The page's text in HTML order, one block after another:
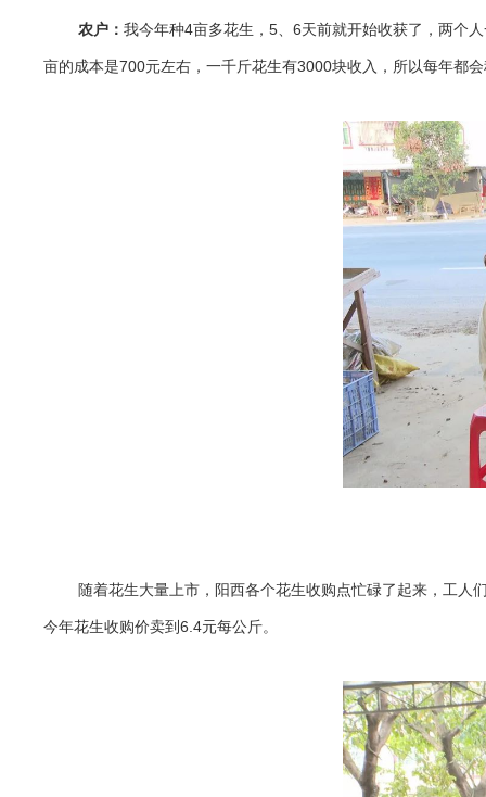
农户： 我今年种4亩多花生，5、6天前就开始收获了，两个
亩的成本是700元左右，一千斤花生有3000块收入，所以每年都
随着花生大量上市，阳西各个花生收购点忙碌了起来，工
今年花生收购价卖到6.4元每公斤。